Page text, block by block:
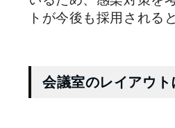
トが今後も採用される
会議室のレイアウ